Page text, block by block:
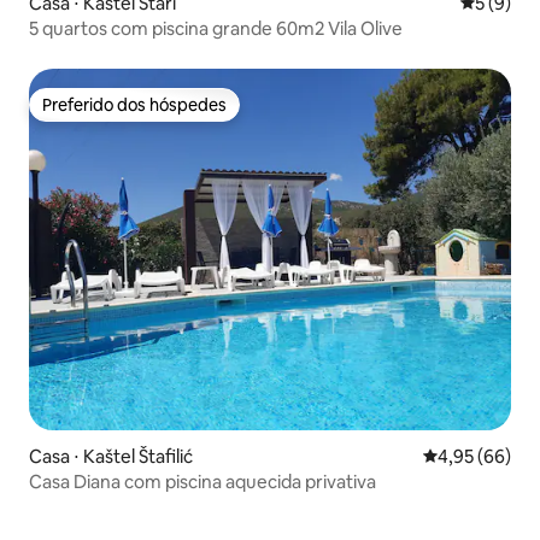
5 quartos com piscina grande 60m2 Vila Olive
Preferido dos hóspedes
Preferido dos hóspedes
Casa ⋅ Kaštel Štafilić 4,95 de uma
4,95 (66)
Casa Diana com piscina aquecida privativa